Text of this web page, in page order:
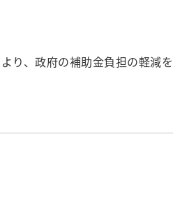
、政府の補助金負担の軽減を